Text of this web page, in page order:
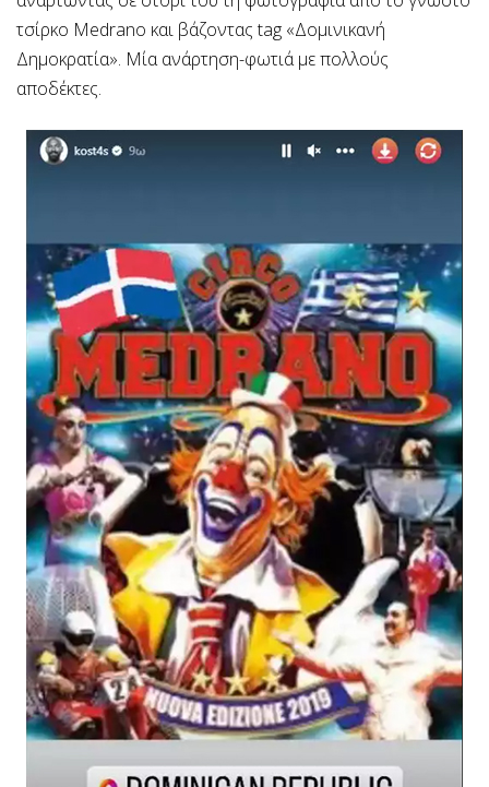
τσίρκο Medrano και βάζοντας tag «Δομινικανή
Δημοκρατία». Μία ανάρτηση-φωτιά με πολλούς
αποδέκτες.